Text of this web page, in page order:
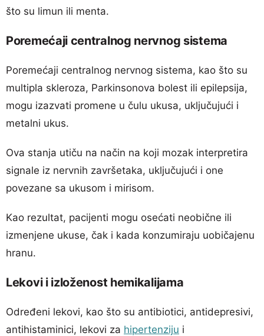
što su limun ili menta.
Poremećaji centralnog nervnog sistema
Poremećaji centralnog nervnog sistema, kao što su
multipla skleroza, Parkinsonova bolest ili epilepsija,
mogu izazvati promene u čulu ukusa, uključujući i
metalni ukus.
Ova stanja utiču na način na koji mozak interpretira
signale iz nervnih završetaka, uključujući i one
povezane sa ukusom i mirisom.
Kao rezultat, pacijenti mogu osećati neobične ili
izmenjene ukuse, čak i kada konzumiraju uobičajenu
hranu.
Lekovi i izloženost hemikalijama
Određeni lekovi, kao što su antibiotici, antidepresivi,
antihistaminici, lekovi za hipertenziju i